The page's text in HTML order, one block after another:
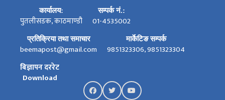
कार्यालय:
पुतलीसडक, काठमाण्डौ
सम्पर्क नं.:
01-4535002
प्रतिक्रिया तथा समाचार
beemapost@gmail.com
मार्केटिङ सम्पर्क
9851323306, 9851323304
बिज्ञापन दररेट
Download